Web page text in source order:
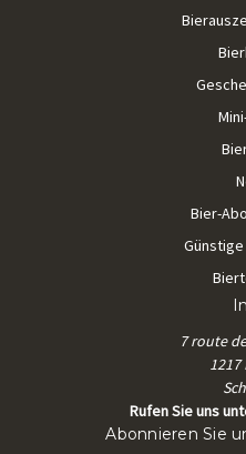
Bier-
7 route
1217
Rufen Sie uns
Abonnieren Sie